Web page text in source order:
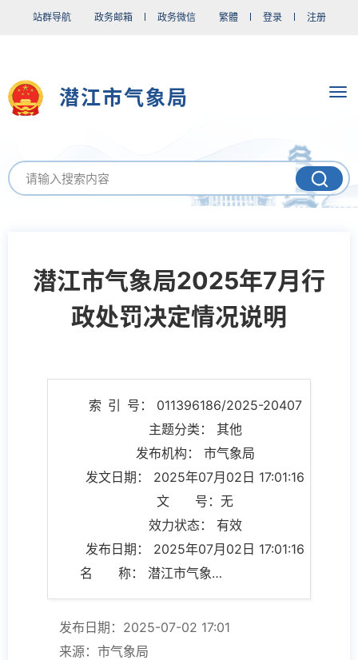
站群导航 政务邮箱 政务微信 繁體 登录 注册
潜江市气象局
潜江市气象局2025年7月行
政处罚决定情况说明
索 引 号： 011396186/2025-20407
主题分类： 其他
发布机构： 市气象局
发文日期： 2025年07月02日 17:01:16
文 号：无
效力状态： 有效
发布日期： 2025年07月02日 17:01:16
名 称： 潜江市气象局2025年7月行政处罚决定情况说明
发布日期：2025-07-02 17:01
来源：市气象局